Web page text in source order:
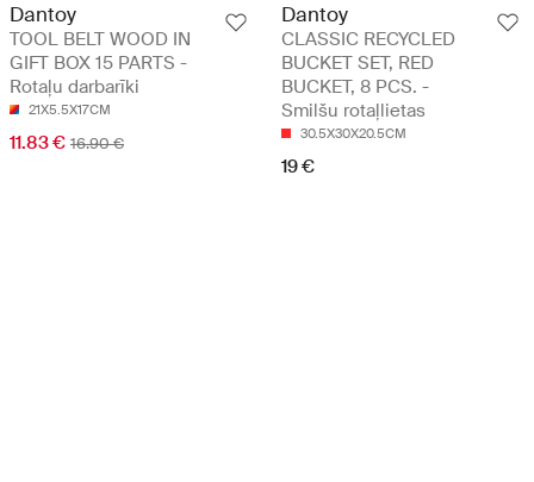
Dantoy
TOOL BELT WOOD IN
GIFT BOX 15 PARTS -
Rotaļu darbarīki
21X5.5X17CM
11.83 € 16.90 €
Dantoy
CLASSIC RECYCLED
BUCKET SET, RED
BUCKET, 8 PCS. -
Smilšu rotaļlietas
30.5X30X20.5CM
19 €